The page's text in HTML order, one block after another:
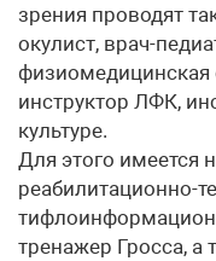
зрения проводят
окулист, врач-
физиомедицинская
инструктор ЛФК,
культуре.
Для этого имеется
реабилитационно-
тренажер Гросса,